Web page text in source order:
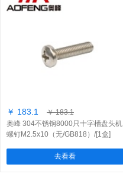
￥ 183.1
￥ 183.1
奥峰 304不锈钢8000只十字槽盘头机
螺钉M2.5x10（无/GB818）/[1盒]
去看看